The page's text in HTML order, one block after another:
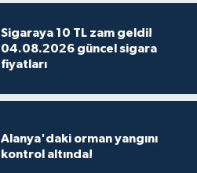
Sigaraya 10 TL zam geldi!
04.08.2026 güncel sigara
fiyatları
Alanya'daki orman yangını
kontrol altında!